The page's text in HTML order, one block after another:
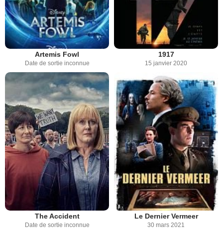
Artemis Fowl
Date de sortie inconnue
1917
15 janvier 2020
The Accident
Date de sortie inconnue
Le Dernier Vermeer
30 mars 2021